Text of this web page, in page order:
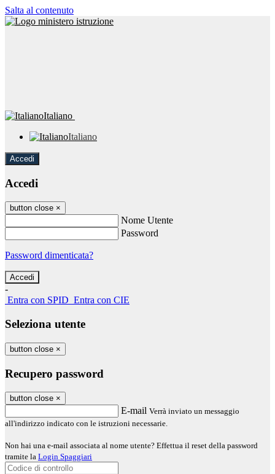
Salta al contenuto
Italiano
Italiano
Accedi
Accedi
button close ×
Nome Utente
Password
Password dimenticata?
-
Entra con SPID Entra con CIE
Seleziona utente
button close ×
Recupero password
button close ×
E-mail Verrà inviato un messaggio
all'indirizzo indicato con le istruzioni necessarie.
Non hai una e-mail associata al nome utente? Effettua il reset della password
tramite la Login Spaggiari